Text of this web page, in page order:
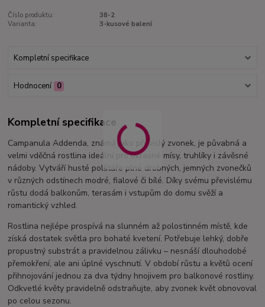
Číslo produktu:
38-2
Varianta:
3-kusové balení
Kompletní specifikace
Hodnocení 0
Kompletní specifikace
Campanula Addenda, známá jako převislý zvonek, je půvabná a
velmi vděčná rostlina ideální pro okrasné mísy, truhlíky i závěsné
nádoby. Vytváří husté polštáře plné drobných, jemných zvonečků
v různých odstínech modré, fialové či bílé. Díky svému převislému
růstu dodá balkonům, terasám i vstupům do domu svěží a
romantický vzhled.
Rostlina nejlépe prospívá na slunném až polostinném místě, kde
získá dostatek světla pro bohaté kvetení. Potřebuje lehký, dobře
propustný substrát a pravidelnou zálivku – nesnáší dlouhodobé
přemokření, ale ani úplné vyschnutí. V období růstu a květů ocení
přihnojování jednou za dva týdny hnojivem pro balkonové rostliny.
Odkvetlé květy pravidelně odstraňujte, aby zvonek květ obnovoval
po celou sezonu.